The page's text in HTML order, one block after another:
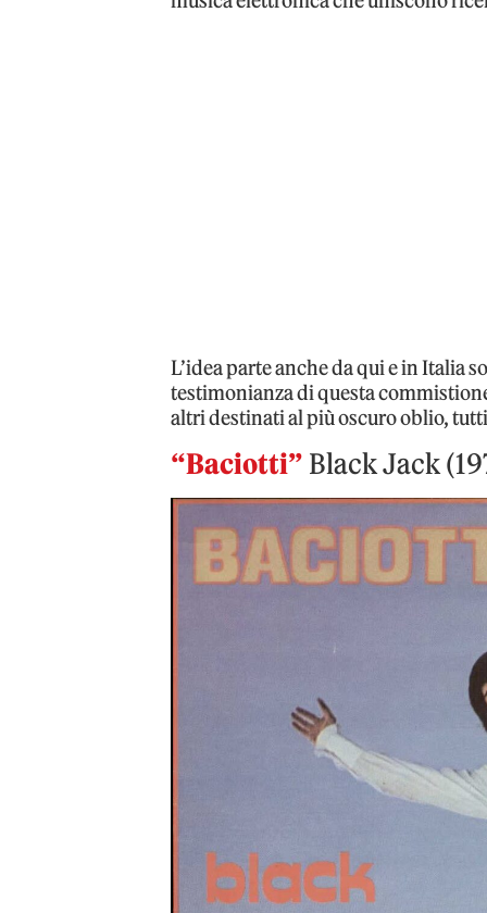
L’idea parte anche da qui e in Italia
testimonianza di questa
altri destinati al più oscuro oblio,
“Baciotti” Black Jack